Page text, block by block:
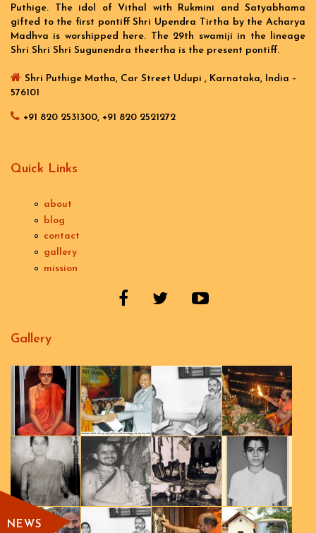
NEWS
Puthige. The idol of Vithal with Rukmini and Satyabhama
gifted to the first pontiff Shri Upendra Tirtha by the Acharya
Madhva is worshipped here. The 29th swamiji in the lineage
Shri Shri Shri Sugunendra theertha is the present pontiff.
Shri Puthige Matha, Car Street Udupi , Karnataka, India –
576101
+91 820 2531300, +91 820 2521272
Quick Links
about
blog
contact
gallery
mission
Gallery